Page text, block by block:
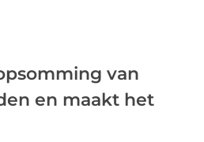
van
en maakt het